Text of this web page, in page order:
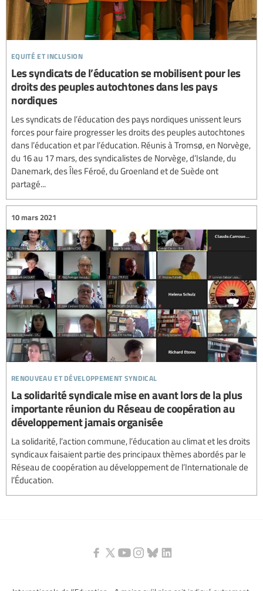
equité et inclusion
Les syndicats de l’éducation se mobilisent pour les
droits des peuples autochtones dans les pays
nordiques
Les syndicats de l’éducation des pays nordiques unissent leurs
forces pour faire progresser les droits des peuples autochtones
dans l’éducation et par l’éducation. Réunis à Tromsø, en Norvège,
du 16 au 17 mars, des syndicalistes de Norvège, d’Islande, du
Danemark, des Îles Féroé, du Groenland et de Suède ont
partagé...
renouveau et développement syndical
10 mars 2021
La solidarité syndicale mise en avant lors de la plus
importante réunion du Réseau de coopération au
développement jamais organisée
La solidarité, l’action commune, l’éducation au climat et les droits
syndicaux faisaient partie des principaux thèmes abordés par le
Réseau de coopération au développement de l’Internationale de
l’Éducation.